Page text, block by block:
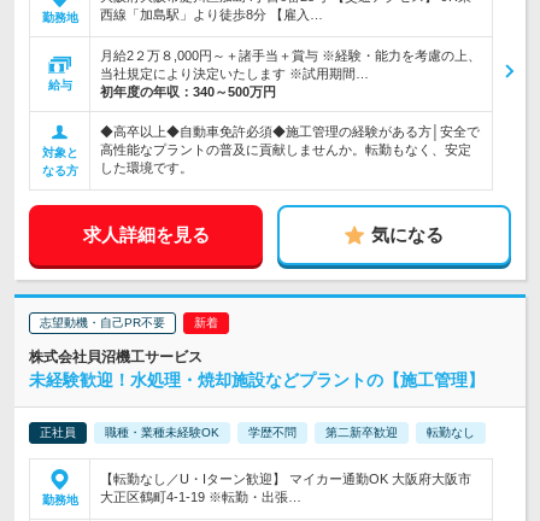
勤務地
西線「加島駅」より徒歩8分 【雇入…
給与
月給2２万８,000円～＋諸手当＋賞与 ※経験・能力を考慮の上、
当社規定により決定いたします ※試用期間…
初年度の年収： 340～500万円
対象と
なる方
◆高卒以上◆自動車免許必須◆施工管理の経験がある方│安全で
高性能なプラントの普及に貢献しませんか。転勤もなく、安定
した環境です。
求人詳細を見る 気になる
志望動機・自己PR不要
株式会社貝沼機工サービス
未経験歓迎！水処理・焼却施設などプラントの【施工管理】
正社員 職種・業種未経験OK 学歴不問 第二新卒歓迎 転勤なし
勤務地
【転勤なし／U・Iターン歓迎】 マイカー通勤OK 大阪府大阪市
大正区鶴町4-1-19 ※転勤・出張…